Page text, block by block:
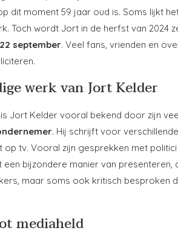
dit moment 59 jaar oud is. Soms lijkt
Toch wordt Jort in de herfst van 2024
22 september. Veel fans, vrienden en
werk van Jort Kelder
Jort Kelder vooral bekend door zijn
. Hij schrijft voor
op tv. Vooral zijn gesprekken met
bijzondere manier van
maar soms ook kritisch besproken
mediaheld